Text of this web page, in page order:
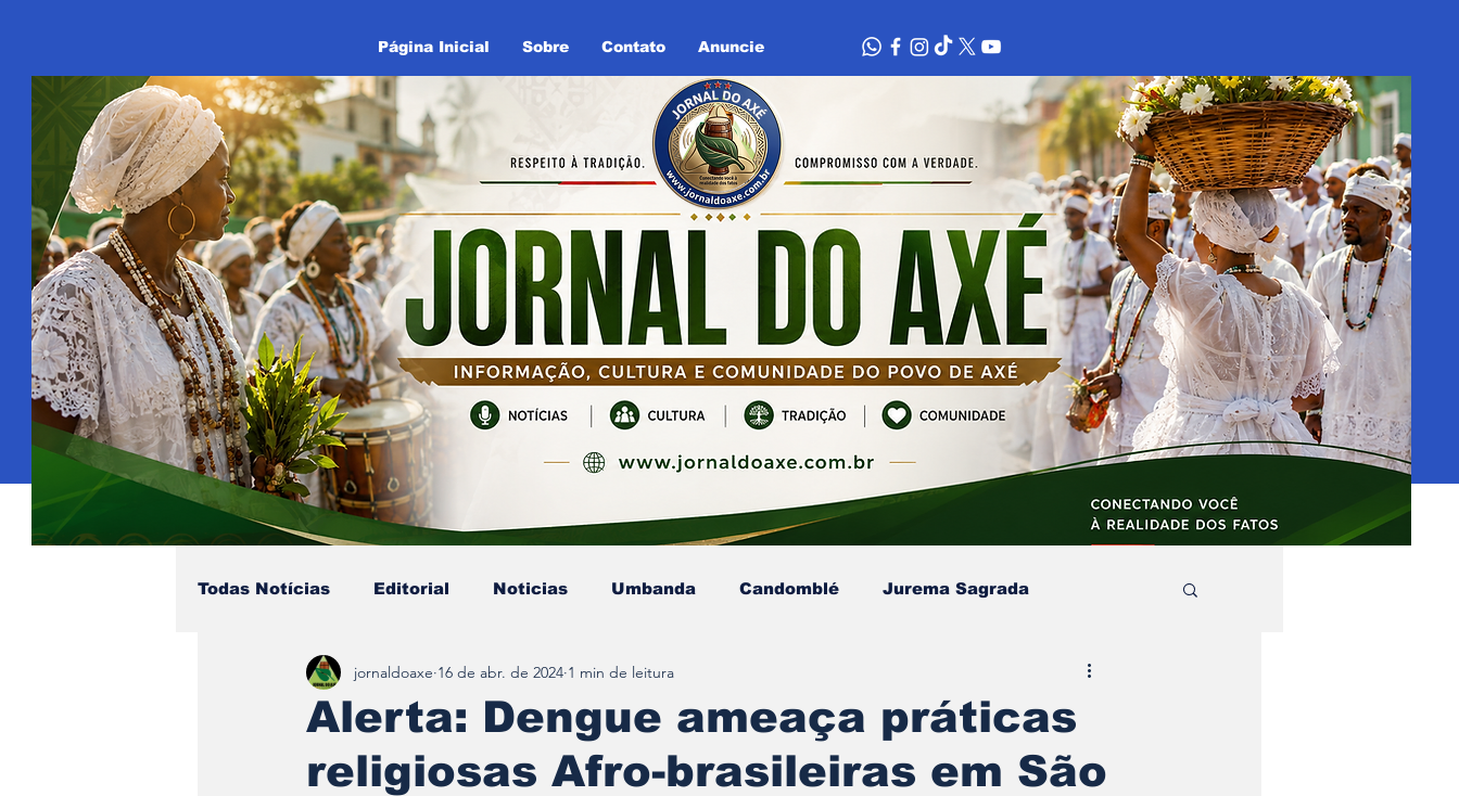
Página Inicial Sobre Contato Anuncie
Todas Notícias Editorial Noticias Umbanda Candomblé Jurema Sagrada
Colunista - Pai Soares Colunista - Mestre Kaluanã
Eventos no Axé Colunista - Pai Gamby Ekedy Nadja Ómi Afefé artigos e no artigos
Alerta: Dengue ameaça práticas
religiosas Afro-brasileiras em São
jornaldoaxe 16 de abr. de 2024 1 min de leitura